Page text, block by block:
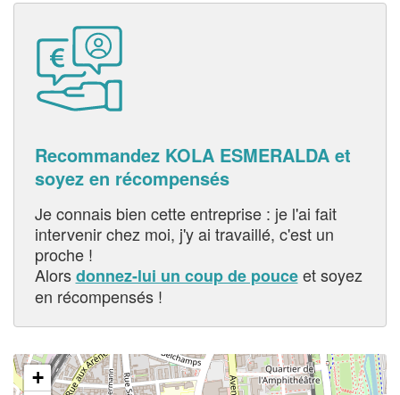
Recommandez KOLA ESMERALDA et
soyez en récompensés
Je connais bien cette entreprise : je l'ai fait
intervenir chez moi, j'y ai travaillé, c'est un
proche !
Alorsdonnez-lui un coup de pouceet soyez
en récompensés !
+